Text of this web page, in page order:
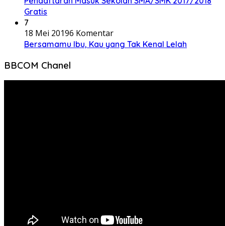
Gratis
7
18 Mei 20196 Komentar
Bersamamu Ibu, Kau yang Tak Kenal Lelah
BBCOM Chanel